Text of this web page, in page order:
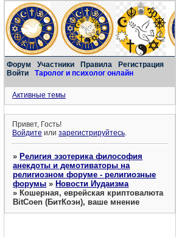
Форум Участники Правила
Регистрация
Войти
Таролог и психолог онлайн
Активные темы
Привет, Гость!
Войдите илизарегистрируйтесь.
»Религия эзотерика философия
анекдоты и демотиваторы на
религиозном форуме - религиозные
форумы »Новости Иудаизма
»Кошерная, еврейская криптовалюта
BitCoen (БитКоэн), ваше мнение